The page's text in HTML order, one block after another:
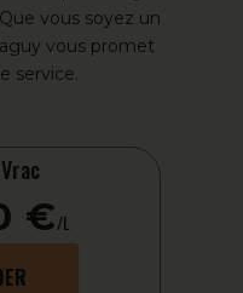
vous soyez un
vous promet
service.
€/L